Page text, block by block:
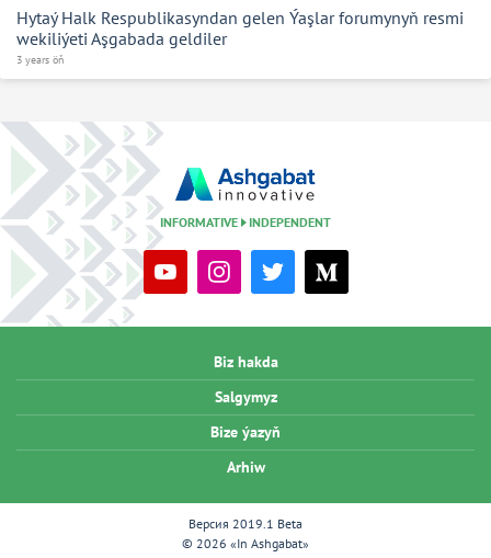
Hytaý Halk Respublikasyndan gelen Ýaşlar forumynyň resmi
wekiliýeti Aşgabada geldiler
3 years öň
INFORMATIVE INDEPENDENT
Biz hakda
Salgymyz
Bize ýazyň
Arhiw
Версия 2019.1 Beta
© 2026 «In Ashgabat»